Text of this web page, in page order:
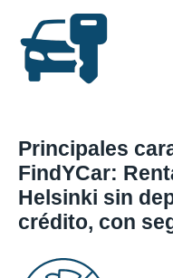
Principales
FindYCar:
Helsinki sin
crédito, con